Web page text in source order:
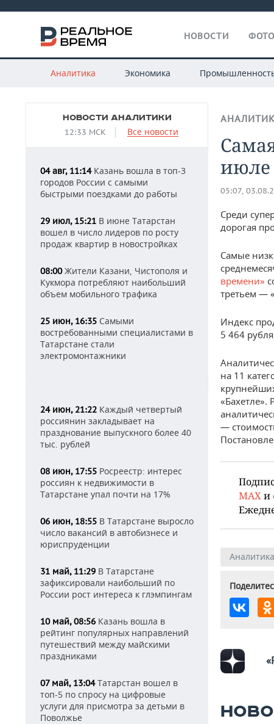
НОВОСТИ
Аналитика Экономика
НОВОСТИ АНАЛИТИКИ
12:33 МСК Все новости
04 авг, 11:14Казань вошла в топ-3
городов России с самыми
быстрыми поездками до работы
29 июл, 15:21 В июне Татарстан
вошел в число лидеров по росту
продаж квартир в новостройках
08:00Жители Казани, Чистополя и
Кукмора потребляют наибольший
объем мобильного трафика
25 июн, 16:35 Самыми
востребованными специалистами в
Татарстане стали
электромонтажники
24 июн, 21:22 Каждый четвертый
россиянин закладывает на
празднование выпускного более 40
тыс. рублей
08 июн, 17:55 Росреестр: интерес
россиян к недвижимости в
Татарстане упал почти на 17%
06 июн, 18:55 В Татарстане выросло
число вакансий в автобизнесе и
юриспруденции
31 май, 11:29 В Татарстане
зафиксировали наибольший по
России рост интереса к глэмпингам
10 май, 08:56 Казань вошла в
рейтинг популярных направлений
путешествий между майскими
праздниками
07 май, 13:04Татарстан вошел в
топ-5 по спросу на цифровые
услуги для присмотра за детьми в
Поволжье
июле
05:07,
Среди
дорогая
Самые
времени»
третьем —
Индекс
5 464
на 11
«Бахетле».
—
MAX и
Аналитика